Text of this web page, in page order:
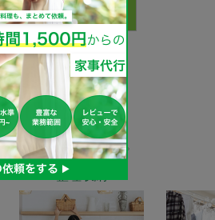
ビスの種類
ビスは下記となります。
整理収納